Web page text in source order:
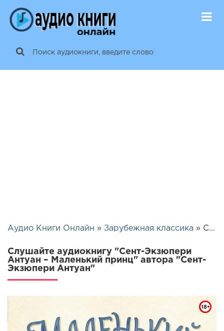
Аудио Книги Онлайн » Зарубежная классика » Сент-Экзюпери Антуан – Маленький принц | 25547
Слушайте аудиокнигу "Сент-Экзюпери
Антуан – Маленький принц" автора "Сент-
Экзюпери Антуан"